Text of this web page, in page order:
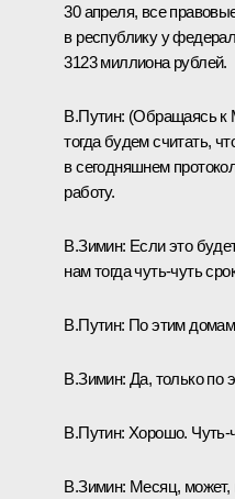
30 апреля, все
в республику у
3123 миллиона рублей.
В.Путин: (Обращаясь
тогда будем считать,
в сегодняшнем
работу.
В.Зимин: Если это
нам тогда чуть-чуть
В.Путин: По этим
В.Зимин: Да, только по
В.Путин: Хорошо. Чуть-
В.Зимин: Месяц, может,